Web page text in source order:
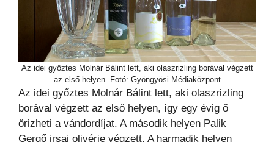
Az idei győztes Molnár Bálint lett, aki olaszrizling borával végzett
az első helyen. Fotó: Gyöngyösi Médiaközpont
Az idei győztes Molnár Bálint lett, aki olaszrizling
borával végzett az első helyen, így egy évig ő
őrizheti a vándordíjat. A második helyen Palik
Gergő irsai olivérje végzett. A harmadik helyen